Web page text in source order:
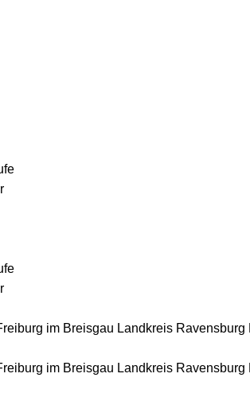
im Breisgau Landkreis Ravensburg
im Breisgau Landkreis Ravensburg